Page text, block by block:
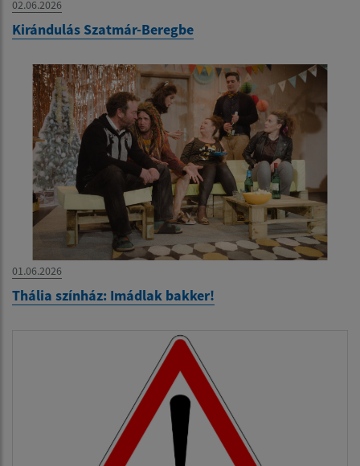
02.06.2026
Kirándulás Szatmár-Beregbe
01.06.2026
Thália színház: Imádlak bakker!